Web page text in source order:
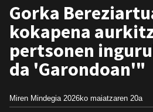
Gorka
kokapena
pertsonen
da 'Garondoan'"
Miren Mindegia 2026ko maiatzaren 20a